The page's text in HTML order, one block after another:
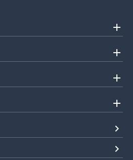
add
add
add
add
navigate_next
navigate_next